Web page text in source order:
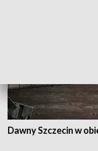
Dawny Szczecin w